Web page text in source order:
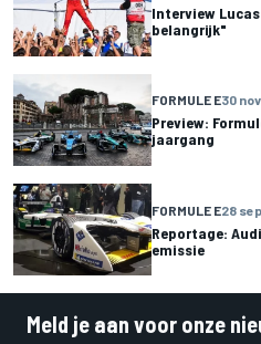
Interview
belangrijk"
FORMULE E30
Preview:
jaargang
FORMULE E28
Reportage:
emissie
Meld je aan voor onze